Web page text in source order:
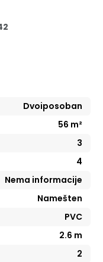
Dvoiposoban
56 m²
3
4
Nema informacije
Namešten
PVC
2.6 m
2